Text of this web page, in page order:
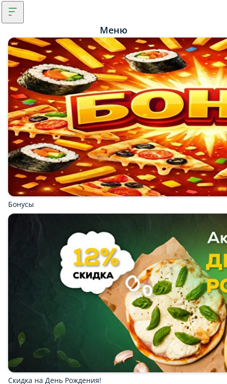
Меню
Бонусы
Скидка на День Рождения!
Мы рекомендуем
Популярное
Десерты